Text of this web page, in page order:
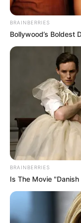
Transmilenio
Transmilenio
Por:
Mateo Chacón
Mayo 20, 2019
BRAINBERRIES
Bollywood’s Boldest
BRAINBERRIES
Is The Movie